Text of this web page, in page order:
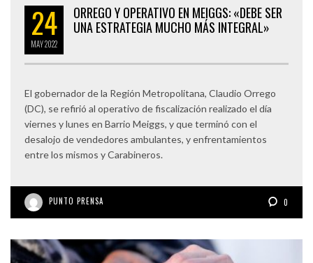
24
MAY2022
ORREGO Y OPERATIVO EN MEIGGS: «DEBE SER
UNA ESTRATEGIA MUCHO MÁS INTEGRAL»
El gobernador de la Región Metropolitana, Claudio Orrego
(DC), se refirió al operativo de fiscalización realizado el día
viernes y lunes en Barrio Meiggs, y que terminó con el
desalojo de vendedores ambulantes, y enfrentamientos
entre los mismos y Carabineros.
PUNTO PRENSA 0